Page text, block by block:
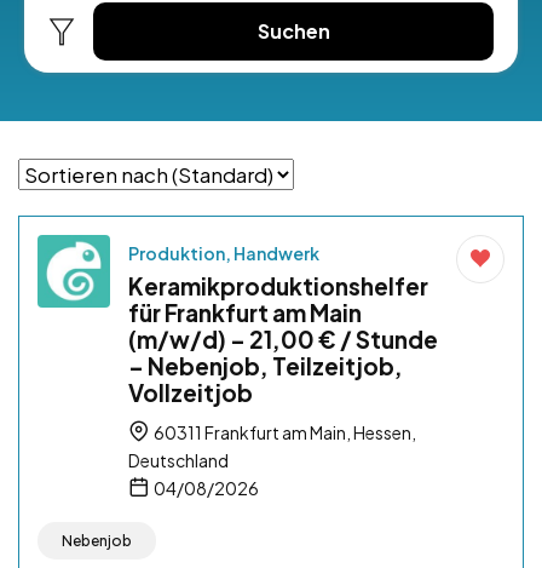
Suchen
Produktion, Handwerk
Keramikproduktionshelfer
für Frankfurt am Main
(m/w/d) – 21,00 € / Stunde
– Nebenjob, Teilzeitjob,
Vollzeitjob
60311 Frankfurt am Main, Hessen,
Deutschland
04/08/2026
Nebenjob